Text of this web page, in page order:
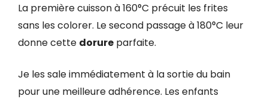
La première cuisson à 160°C précuit les frites
sans les colorer. Le second passage à 180°C leur
donne cette dorure parfaite.
Je les sale immédiatement à la sortie du bain
pour une meilleure adhérence. Les enfants